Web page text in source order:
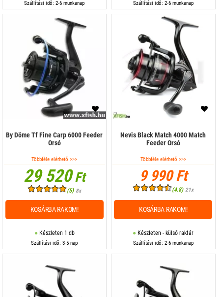
Szállítási idő: 2-6 munkanap Szállítási idő: 2-6 munkanap
By Döme Tf Fine Carp 6000 Feeder
Orsó
Többféle elérhető >>>
29 520Ft
(5) 8x
Készleten 1 db
Szállítási idő: 3-5 nap
KOSÁRBA RAKOM!
Nevis Black Match 4000 Match
Feeder Orsó
Többféle elérhető >>>
9 990 Ft
(4.8) 21x
Készleten - külső raktár
Szállítási idő: 2-6 munkanap
KOSÁRBA RAKOM!